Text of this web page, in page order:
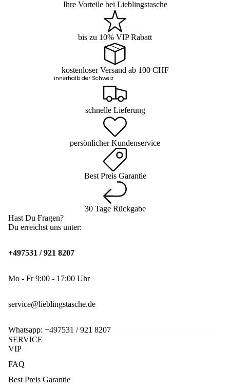
Ihre Vorteile bei Lieblingstasche
bis zu 10% VIP Rabatt
kostenloser Versand ab 100 CHF
innerhalb der Schweiz
schnelle Lieferung
persönlicher Kundenservice
Best Preis Garantie
30 Tage Rückgabe
Hast Du Fragen?
Du erreichst uns unter:
+497531 / 921 8207
Mo - Fr 9:00 - 17:00 Uhr
service@lieblingstasche.de
Whatsapp: +497531 / 921 8207
SERVICE
VIP
FAQ
Best Preis Garantie